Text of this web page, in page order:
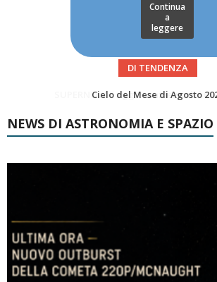
Continua
a
leggere
DI TENDENZA
SUPERNOVAE aggiornamenti del mese –
Le Comete del mese di Agosto: LA 10P/
NEWS DI ASTRONOMIA E SPAZIO